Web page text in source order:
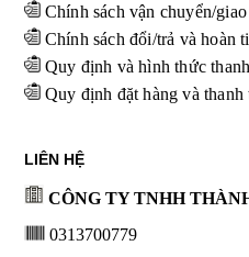
Chính sách vận chuyển/
Chính sách đổi/trả và hoàn
Quy định và hình thức
Quy định đặt hàng và thanh
LIÊN HỆ
CÔNG TY TNHH
0313700779